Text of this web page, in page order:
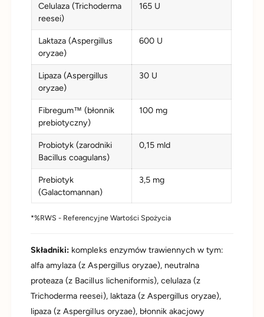
Celulaza (Trichoderma
reesei)
165 U
Laktaza (Aspergillus
oryzae)
600 U
Lipaza (Aspergillus
oryzae)
30 U
Fibregum™ (błonnik
prebiotyczny)
100 mg
Probiotyk (zarodniki
Bacillus coagulans)
0,15 mld
Prebiotyk
(Galactomannan)
3,5 mg
*%RWS - Referencyjne Wartości Spożycia
Składniki: kompleks enzymów trawiennych w tym:
alfa amylaza (z Aspergillus oryzae), neutralna
proteaza (z Bacillus licheniformis), celulaza (z
Trichoderma reesei), laktaza (z Aspergillus oryzae),
lipaza (z Aspergillus oryzae), błonnik akacjowy